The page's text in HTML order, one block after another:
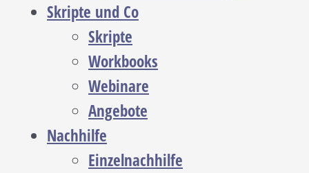
Skripte und Co
Skripte
Workbooks
Webinare
Angebote
Nachhilfe
Einzelnachhilfe